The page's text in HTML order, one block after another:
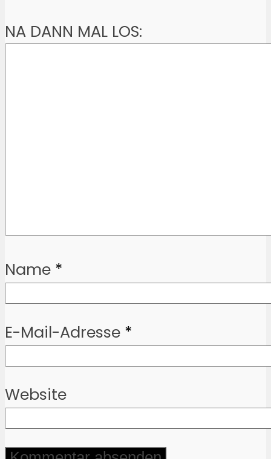
NA DANN MAL LOS:
Name *
E-Mail-Adresse *
Website